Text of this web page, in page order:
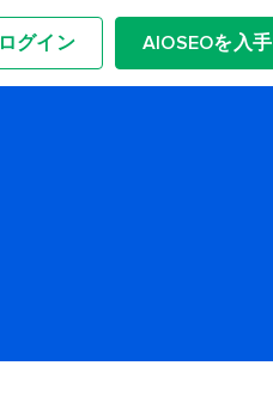
ログイン AIOSEOを入手